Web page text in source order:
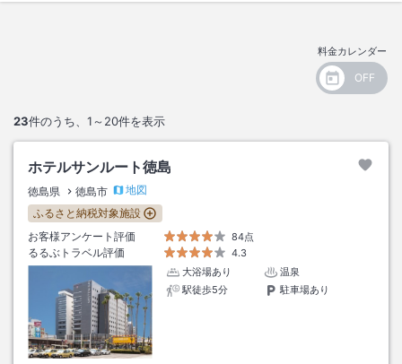
料金カレンダー
23件のうち、 1～20件を表示
ホテルサンルート徳島
徳島県 徳島市
地図
ふるさと納税対象施設
お客様アンケート評価
84点
るるぶトラベル評価
4.3
大浴場あり
温泉
駅徒歩5分
駐車場あり